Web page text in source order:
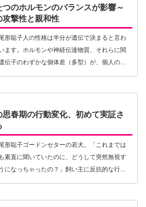
つのホルモンのバランスが影響～
攻撃性と親和性
形聡子人の性格は半分が遺伝で決まると言わ
ます。ホルモンや神経伝達物質、それらに関
伝子のわずかな個体差（多型）が、個人の性
る傾向に関係している、といった研究報告が
思春期の行動変化、初めて実証さ
形聡子ゴードンセターの若犬。「これまでは
素直に聞いていたのに、どうして突然無視す
になっちゃったの？」飼い主に反抗的な行動
のは犬の思春期に見られる兆候のひとつ。犬